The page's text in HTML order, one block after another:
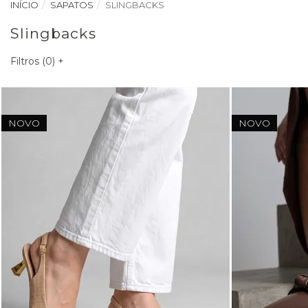
INÍCIO SAPATOS SLINGBACKS
Slingbacks
Filtros (0) +
NOVO NOVO